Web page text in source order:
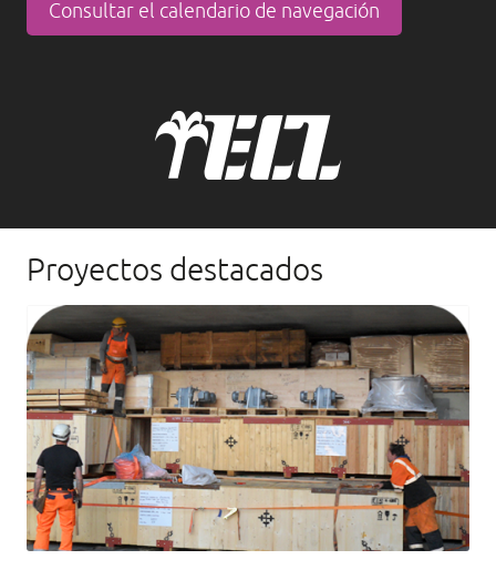
Consultar el calendario de navegación
Proyectos destacados